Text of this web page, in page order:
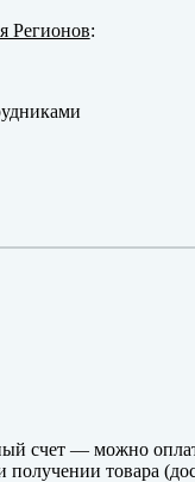
Регионов:
счет — можно
товара